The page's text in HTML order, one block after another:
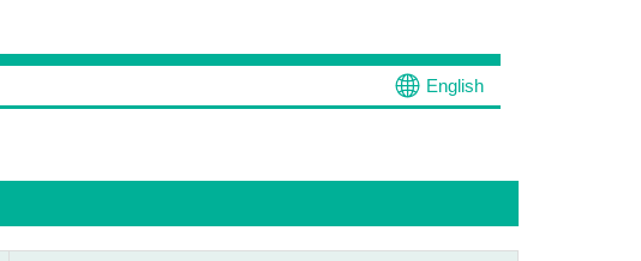
English